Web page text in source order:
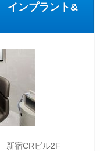
インプラント&
新宿CRビル2F